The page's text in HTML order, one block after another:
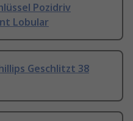
Pozidriv
Lobular
Geschlitzt 38